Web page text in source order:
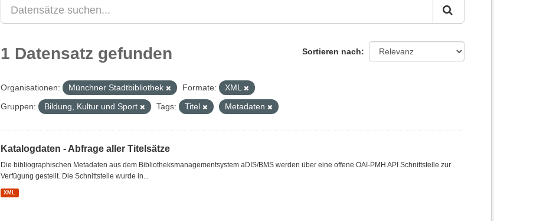
Sortieren nach
1 Datensatz gefunden
Organisationen: Münchner Stadtbibliothek Formate:
XML
Gruppen:
Bildung, Kultur und Sport Tags: Titel Metadaten
Katalogdaten - Abfrage aller Titelsätze
Die bibliographischen Metadaten aus dem Bibliotheksmanagementsystem aDIS/BMS werden über eine offene OAI-PMH API Schnittstelle zur
Verfügung gestellt. Die Schnittstelle wurde in...
XML